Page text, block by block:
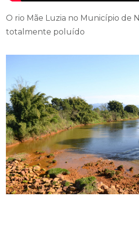
O rio Mãe Luzia no Município de
totalmente poluído